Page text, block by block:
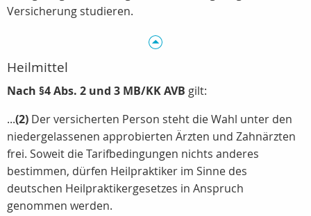
Versicherung studieren.
Heilmittel
Nach §4 Abs. 2 und 3 MB/KK AVB gilt:
...(2) Der versicherten Person steht die Wahl unter den
niedergelassenen approbierten Ärzten und Zahnärzten
frei. Soweit die Tarifbedingungen nichts anderes
bestimmen, dürfen Heilpraktiker im Sinne des
deutschen Heilpraktikergesetzes in Anspruch
genommen werden.